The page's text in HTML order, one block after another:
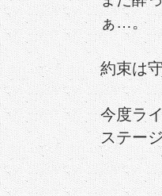
ぁ…。
約束は
今度ラ
ステー